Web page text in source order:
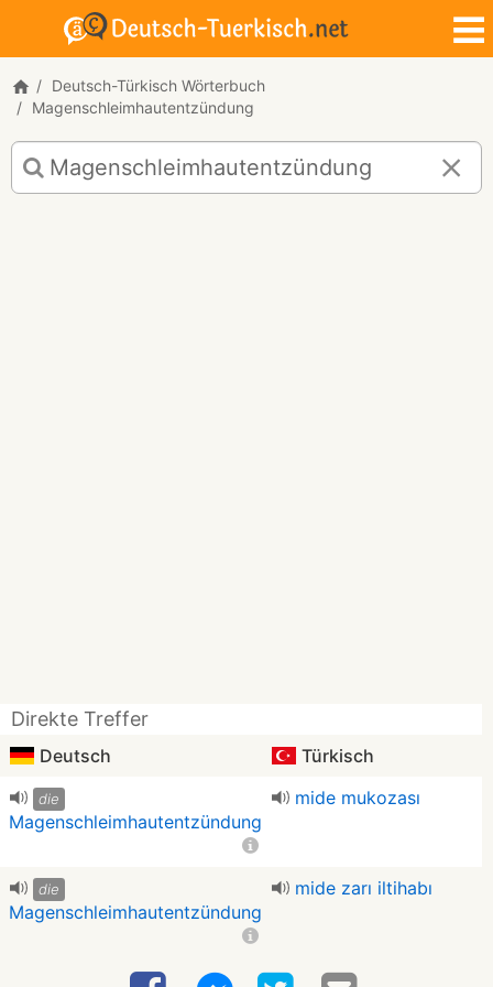
Deutsch-Türkisch Wörterbuch
Magenschleimhautentzündung
Deutsch-
Türkisch
Übersetzung
Direkte Treffer
Deutsch Türkisch
die
Magenschleimhautentzündung
mide mukozası
die
Magenschleimhautentzündung
mide zarı iltihabı